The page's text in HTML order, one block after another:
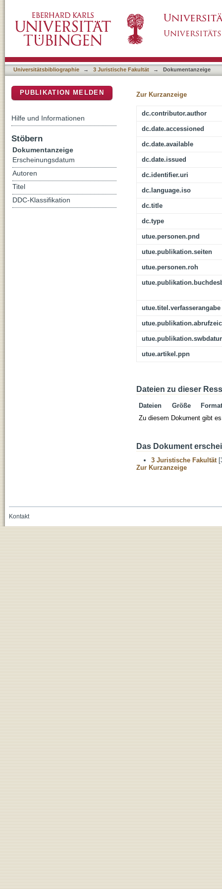
Universitätsbibliographie → 3 Juristische Fakultät → Dokumentanzeige
Zur Kurzanzeige
dc.contributor.author
dc.date.accessioned
dc.date.available
dc.date.issued
dc.identifier.uri
dc.language.iso
dc.title
dc.type
utue.personen.pnd
utue.publikation.seiten
utue.personen.roh
utue.titel.verfasserangabe
utue.artikel.ppn
Dateien zu dieser
Dateien Größe
Format
Zu diesem Dokument gibt
Das Dokument
3 Juristische Fakultät
Zur Kurzanzeige
PUBLIKATION MELDEN
Hilfe und Informationen
Stöbern
Dokumentanzeige
Erscheinungsdatum
Autoren
Titel
DDC-Klassifikation
Kontakt